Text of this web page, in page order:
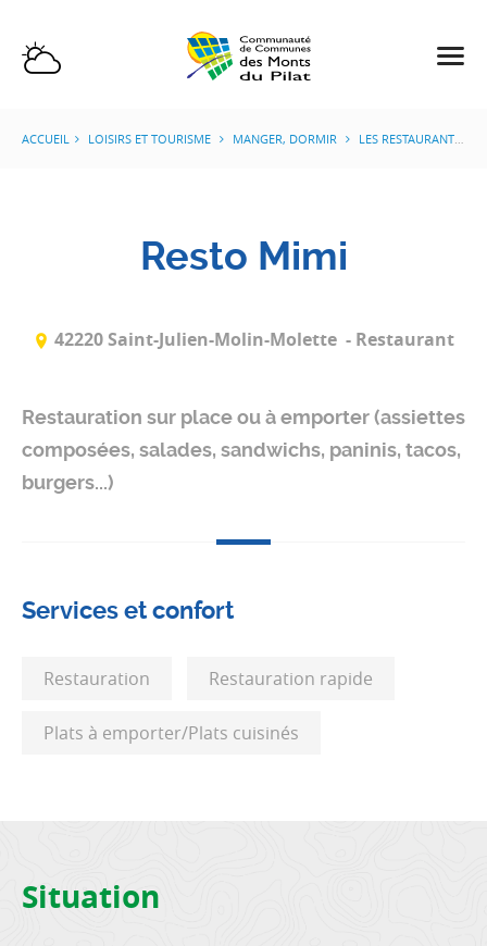
ACCUEIL LOISIRS ET TOURISME MANGER, DORMIR LES RESTAURANTS
Resto Mimi
42220 Saint-Julien-Molin-Molette - Restaurant
Restauration sur place ou à emporter (assiettes
composées, salades, sandwichs, paninis, tacos,
burgers...)
Services et confort
Restauration Restauration rapide
Plats à emporter/Plats cuisinés
Situation